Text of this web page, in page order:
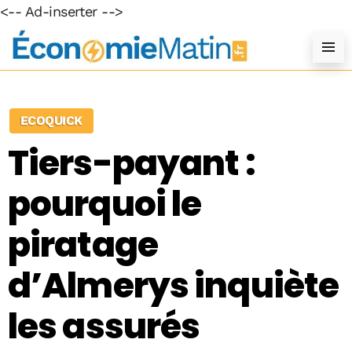
<-- Ad-inserter -->
ECOQUICK
Tiers-payant :
pourquoi le
piratage
d’Almerys inquiète
les assurés